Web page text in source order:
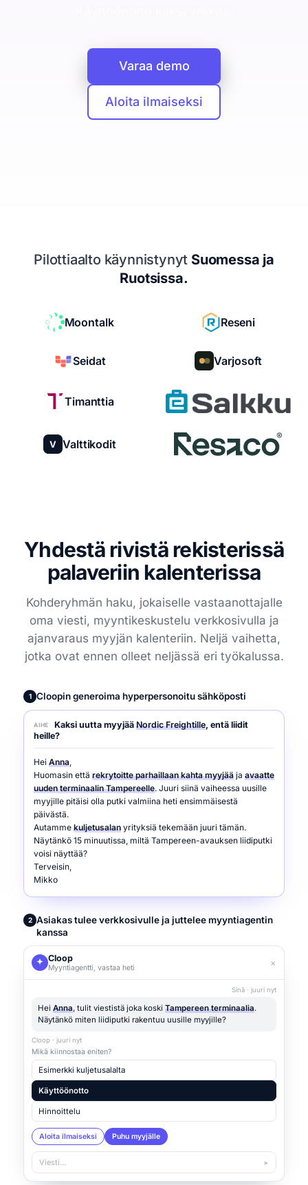
Booking Agent
Chat-keskustelusta myyjän kalenteriin
Varaa demo
Aloita ilmaiseksi
Pilottiaalto käynnistynyt Suomessa ja
Ruotsissa.
Moontalk Reseni
Seidat Varjosoft
Timanttia
V Valttikodit
Yhdestä rivistä rekisterissä
palaveriin kalenterissa
Kohderyhmän haku, jokaiselle vastaanottajalle
oma viesti, myyntikeskustelu verkkosivulla ja
ajanvaraus myyjän kalenteriin. Neljä vaihetta,
jotka ovat ennen olleet neljässä eri työkalussa.
1 Cloopin generoima hyperpersonoitu sähköposti
AIHE Kaksi uutta myyjääNordic Freightille, entä liidit
heille?
Hei Anna,
Huomasin että rekrytoitte parhaillaan kahta myyjää ja avaatte
uuden terminaalin Tampereelle. Juuri siinä vaiheessa uusille
myyjille pitäisi olla putki valmiina heti ensimmäisestä
päivästä.
Autamme kuljetusalan yrityksiä tekemään juuri tämän.
Näytänkö 15 minuutissa, miltä Tampereen-avauksen liidiputki
voisi näyttää?
Terveisin,
Mikko
2 Asiakas tulee verkkosivulle ja juttelee myyntiagentin
kanssa
Cloop
Myyntiagentti, vastaa heti ×
Sinä · juuri nyt
Hei Anna, tulit viestistä joka koski Tampereen terminaalia.
Näytänkö miten liidiputki rakentuu uusille myyjille?
Cloop · juuri nyt
Mikä kiinnostaa eniten?
Esimerkki kuljetusalalta
Käyttöönotto
Hinnoittelu
Aloita ilmaiseksi Puhu myyjälle
Viesti… ➤